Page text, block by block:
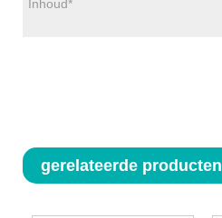
gerelateerde producten